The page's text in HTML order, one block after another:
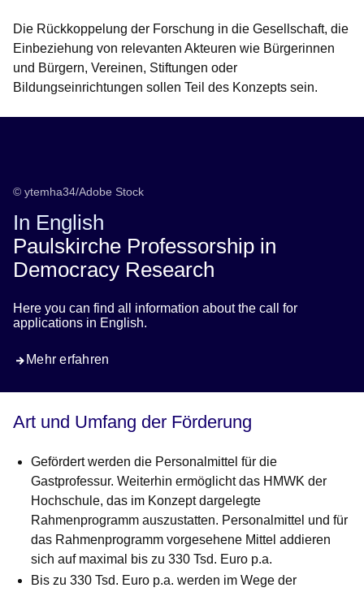
Die Rückkoppelung der Forschung in die Gesellschaft, die
Einbeziehung von relevanten Akteuren wie Bürgerinnen
und Bürgern, Vereinen, Stiftungen oder
Bildungseinrichtungen sollen Teil des Konzepts sein.
© ytemha34/Adobe Stock
In English
Paulskirche Professorship in
Democracy Research
Here you can find all information about the call for
applications in English.
Mehr erfahren
Art und Umfang der Förderung
Gefördert werden die Personalmittel für die
Gastprofessur. Weiterhin ermöglicht das HMWK der
Hochschule, das im Konzept dargelegte
Rahmenprogramm auszustatten. Personalmittel und für
das Rahmenprogramm vorgesehene Mittel addieren
sich auf maximal bis zu 330 Tsd. Euro p.a.
Bis zu 330 Tsd. Euro p.a. werden im Wege der